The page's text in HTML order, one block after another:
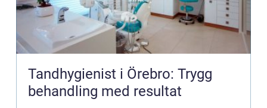
Tandhygienist i Örebro: Trygg
behandling med resultat